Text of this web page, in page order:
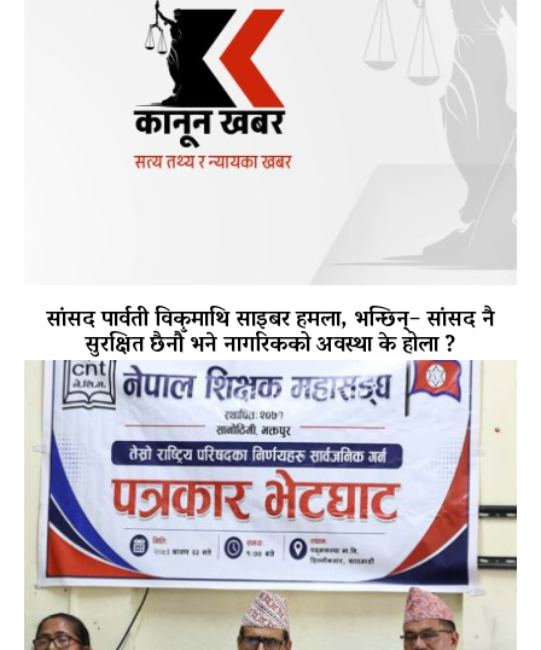
सांसद पार्वती विकमाथि साइबर हमला, भन्छिन्– सांसद नै
सुरक्षित छैनौँ भने नागरिकको अवस्था के होला ?